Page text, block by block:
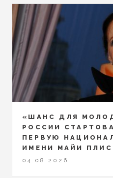
«ШАНС ДЛЯ
РОССИИ
ПЕРВУЮ
ИМЕНИ МАЙИ
04.08.2026